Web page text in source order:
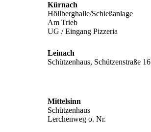
Kürnach
Höllberghalle/Schießanlage
Am Trieb
UG / Eingang Pizzeria
Leinach
Schützenhaus, Schützenstraße 16
Mittelsinn
Schützenhaus
Lerchenweg o. Nr.